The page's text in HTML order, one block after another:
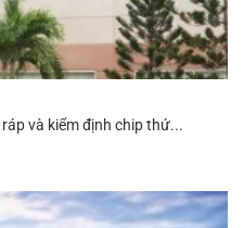
và kiểm định chip thứ...